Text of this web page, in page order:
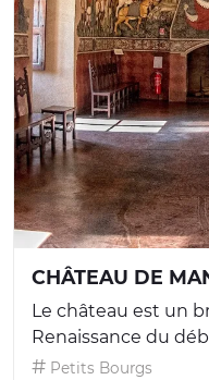
CHÂTEAU DE
Le château est un
Renaissance du
Petits Bourgs